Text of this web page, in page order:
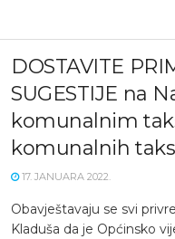
DOSTAVITE
SUGESTIJE na
komunalnim
komunalnih
17. JANUARA 2022.
Obavještavaju se svi
Kladuša da je Općinsko